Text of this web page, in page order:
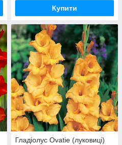
Купити
Гладіолус Ovatie (луковиці)